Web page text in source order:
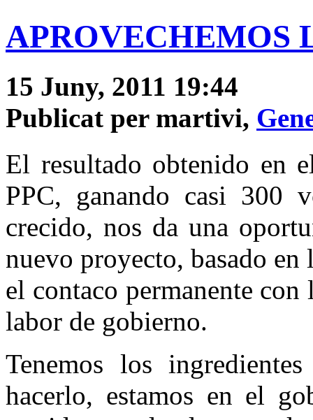
APROVECHEMOS
15 Juny, 2011 19:44
Publicat per martivi,
El resultado obtenido en
PPC, ganando casi 300
crecido, nos da una
nuevo proyecto, basado
el contaco permanente
labor de gobierno.
Tenemos los
hacerlo, estamos en el